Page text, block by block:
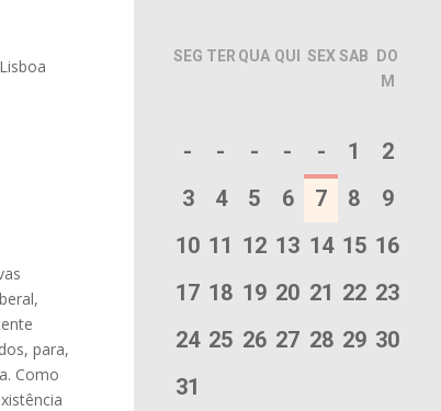
para,
Como
SEG TER QUA QUI SEX SAB DO
M
- - - - - 1
2
3
4 5 6 7 8
9
10 11 12 13 14 15 16
17 18 19 20 21 22 23
24 25 26 27 28 29 30
31